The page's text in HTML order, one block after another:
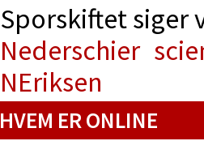
Sporskiftet
Nederschier
NEriksen
HVEM ER ONLINE